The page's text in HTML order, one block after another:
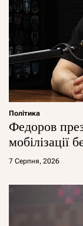
Політика
Федоров
мобілізації
7 Серпня, 2026